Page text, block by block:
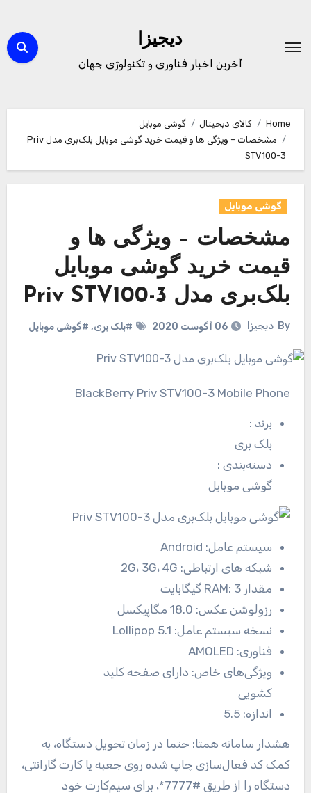
content
دیجیزا
آخرین اخبار فناوری و تکنولوژی جهان
Home کالای دیجیتال
گوشی موبایل
مشخصات – ویژگی ها و قیمت خرید گوشی موبایل بلک‌بری مدل Priv
STV100-3
گوشی موبایل
مشخصات – ویژگی ها و
قیمت خرید گوشی موبایل
بلک‌بری مدل Priv STV100-3
By دیجیزا 06 آگوست 2020 #بلک بری, #گوشی موبایل
BlackBerry Priv STV100-3 Mobile Phone
برند:
بلک بری
دسته‌بندی:
گوشی موبایل
سیستم عامل: Android
شبکه های ارتباطی: 2G، 3G، 4G
مقدار RAM: 3 گیگابایت
رزولوشن عکس: 18.0 مگاپیکسل
نسخه سیستم عامل: Lollipop 5.1
فناوری: AMOLED
ویژگی‌های خاص: دارای صفحه کلید
کشویی
اندازه: 5.5
هشدار سامانه همتا: حتما در زمان تحویل دستگاه، به
کمک کد فعال‌سازی چاپ شده روی جعبه یا کارت گارانتی،
دستگاه را از طریق #7777*، برای سیم‌کارت خود